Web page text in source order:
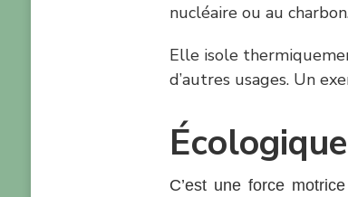
nucléaire ou au
Elle isole
d’autres usages. Un
C’est une force